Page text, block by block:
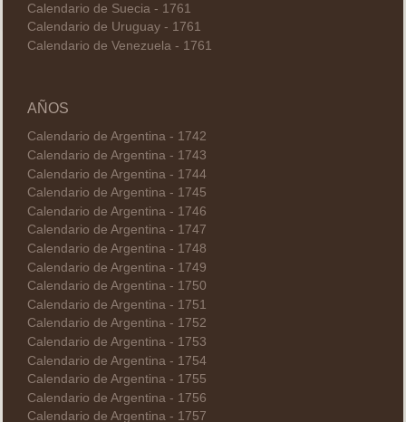
Calendario de Suecia - 1761
Calendario de Uruguay - 1761
Calendario de Venezuela - 1761
AÑOS
Calendario de Argentina - 1742
Calendario de Argentina - 1743
Calendario de Argentina - 1744
Calendario de Argentina - 1745
Calendario de Argentina - 1746
Calendario de Argentina - 1747
Calendario de Argentina - 1748
Calendario de Argentina - 1749
Calendario de Argentina - 1750
Calendario de Argentina - 1751
Calendario de Argentina - 1752
Calendario de Argentina - 1753
Calendario de Argentina - 1754
Calendario de Argentina - 1755
Calendario de Argentina - 1756
Calendario de Argentina - 1757